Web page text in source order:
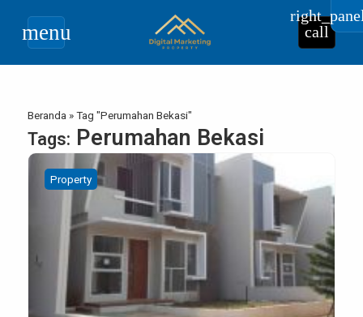
menu call
Beranda »Tag "Perumahan Bekasi"
Tags: Perumahan Bekasi
Property